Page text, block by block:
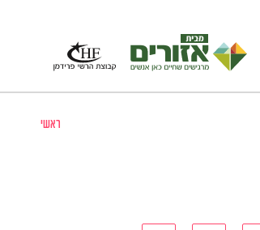
ראשי